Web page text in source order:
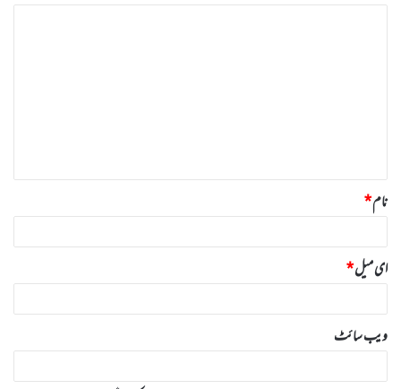
نام*
ای میل*
ویب‌ سائٹ